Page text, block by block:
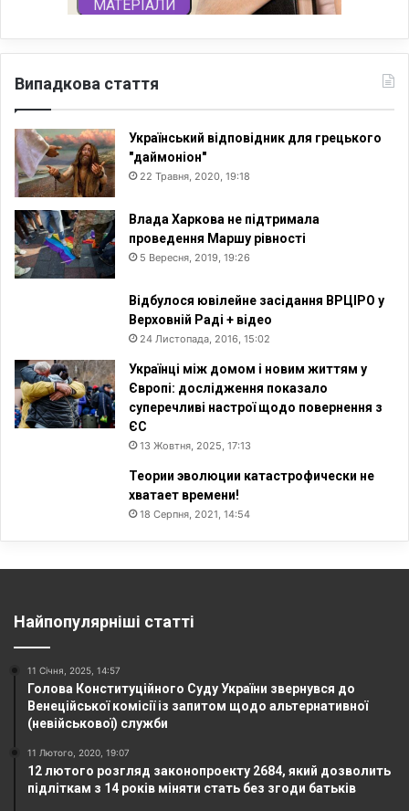
Випадкова стаття
Український відповідник для грецького
"даймоніон"
22 Травня, 2020, 19:18
Влада Харкова не підтримала
проведення Маршу рівності
5 Вересня, 2019, 19:26
Відбулося ювілейне засідання ВРЦІРО у
Верховній Раді + відео
24 Листопада, 2016, 15:02
Українці між домом і новим життям у
Європі: дослідження показало
суперечливі настрої щодо повернення з
ЄС
13 Жовтня, 2025, 17:13
Теории эволюции катастрофически не
хватает времени!
18 Серпня, 2021, 14:54
Найпопулярніші статті
11 Січня, 2025, 14:57
Голова Конституційного Суду України звернувся до
Венеційської комісії із запитом щодо альтернативної
(невійськової) служби
11 Лютого, 2020, 19:07
12 лютого розгляд законопроекту 2684, який дозволить
підліткам з 14 років міняти стать без згоди батьків